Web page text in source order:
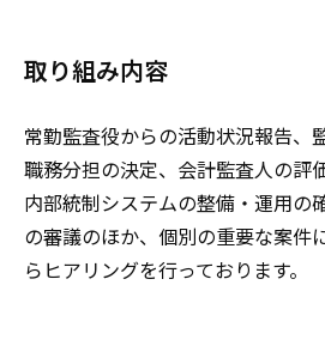
取り組み内容
常勤監査役からの活動状況報告、
職務分担の決定、会計監査人の評
内部統制システムの整備・運用の
の審議のほか、個別の重要な案件
らヒアリングを行っております。